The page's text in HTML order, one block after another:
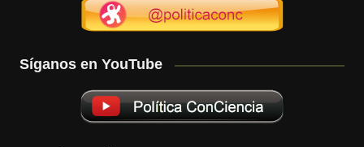
Síganos en YouTube